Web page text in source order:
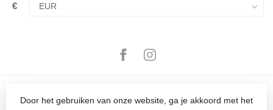
€
Door het gebruiken van onze website, ga je akkoord met het